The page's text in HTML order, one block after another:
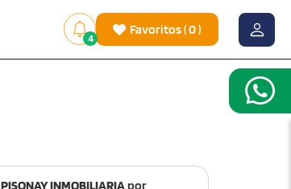
4
Favoritos(0)
PISONAY INMOBILIARIApor